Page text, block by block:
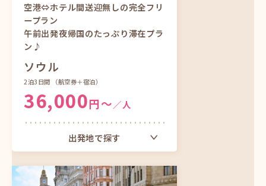
ツアーをもっと見る
空港⇔ホテル間送迎無しの完全フリ
ープラン
午前出発夜帰国のたっぷり滞在プラ
ン♪
ソウル
2泊3日間 （航空券＋宿泊）
36,000円〜／人
出発地で探す
東京（成田）発